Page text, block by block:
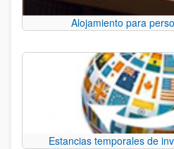
Alojamiento para
Estancias temporales de